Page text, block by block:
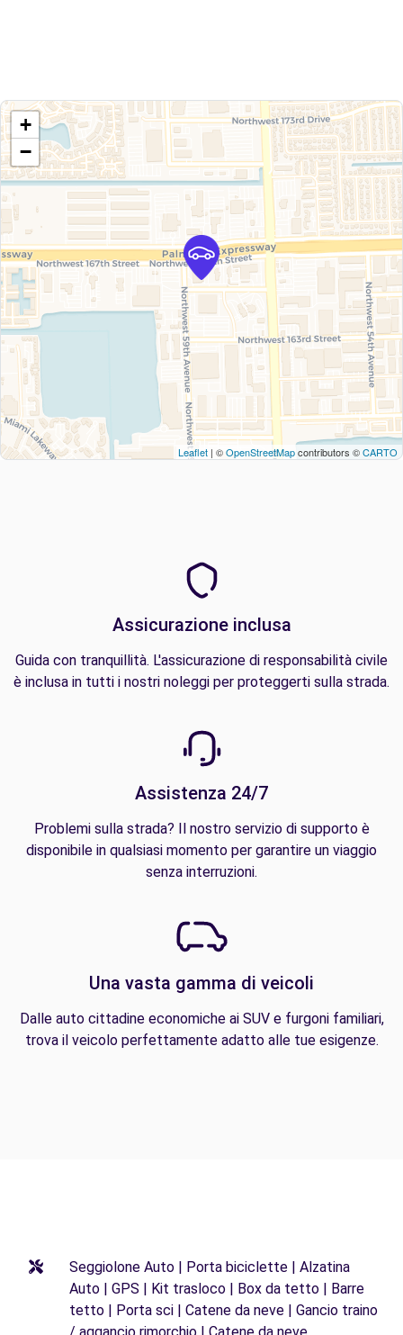
+
−
Leaflet | ©OpenStreetMapcontributors ©CARTO
Assicurazione inclusa
Guida con tranquillità. L'assicurazione di responsabilità civile
è inclusa in tutti i nostri noleggi per proteggerti sulla strada.
Assistenza 24/7
Problemi sulla strada? Il nostro servizio di supporto è
disponibile in qualsiasi momento per garantire un viaggio
senza interruzioni.
Una vasta gamma di veicoli
Dalle auto cittadine economiche ai SUV e furgoni familiari,
trova il veicolo perfettamente adatto alle tue esigenze.
Seggiolone Auto | Porta biciclette | Alzatina
Auto | GPS | Kit trasloco | Box da tetto | Barre
tetto | Porta sci | Catene da neve | Gancio traino